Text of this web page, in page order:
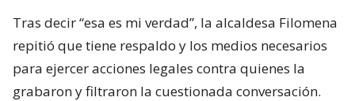
Tras decir “esa es mi verdad”, la alcaldesa Filomena
repitió que tiene respaldo y los medios necesarios
para ejercer acciones legales contra quienes la
grabaron y filtraron la cuestionada conversación.